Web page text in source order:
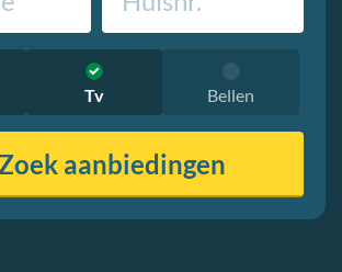
Tv Bellen
aanbiedingen